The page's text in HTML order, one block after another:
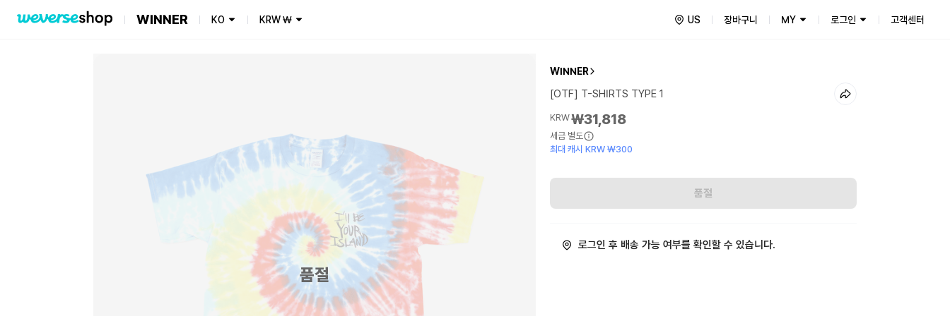
WINNER KO KRW₩ US 장바구니 MY 로그인 고객센터
품절
WINNER
[OTF] T-SHIRTS TYPE 1
KRW₩31,818
세금 별도
최대 캐시 KRW ₩300
품절
로그인 후 배송 가능 여부를 확인할 수 있습니다.